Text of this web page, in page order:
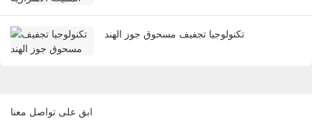
تكنولوجيا تجفيف مسحوق جوز الهند
ابق على تواصل معنا